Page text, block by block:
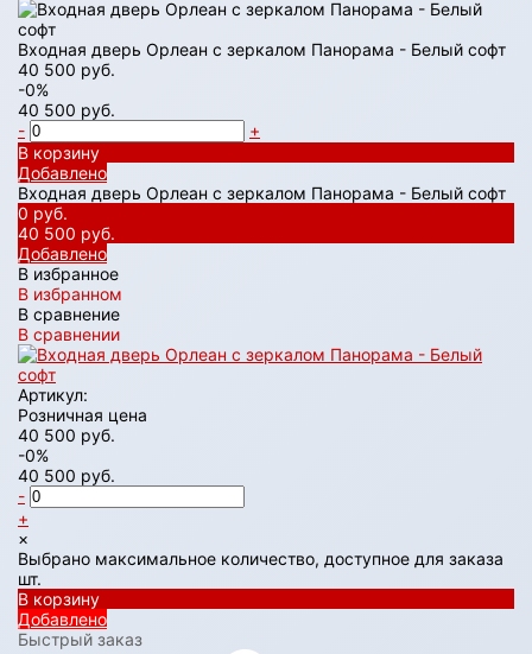
Входная дверь Орлеан с зеркалом Панорама - Белый софт
40 500 руб.
-0%
40 500 руб.
-
+
В корзину
Добавлено
Входная дверь Орлеан с зеркалом Панорама - Белый софт
0 руб.
40 500 руб.
Добавлено
В избранное
В избранном
В сравнение
В сравнении
Артикул:
Розничная цена
40 500 руб.
-0%
40 500 руб.
-
+
×
Выбрано максимальное количество, доступное для заказа
шт.
В корзину
Добавлено
Быстрый заказ